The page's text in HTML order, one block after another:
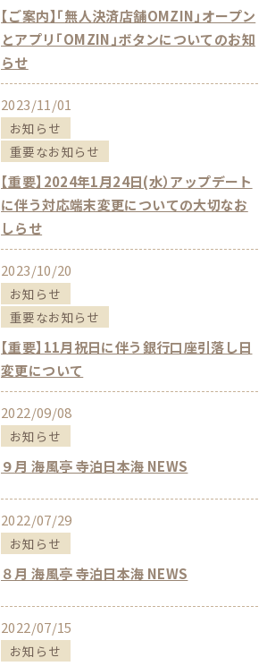
【ご案内】「無人決済店舗OMZIN」オープン
とアプリ「OMZIN」ボタンについてのお知
らせ
2023/11/01
お知らせ
重要なお知らせ
【重要】2024年1月24日(水）アップデート
に伴う対応端末変更についての大切なお
しらせ
2023/10/20
お知らせ
重要なお知らせ
【重要】11月祝日に伴う銀行口座引落し日
変更について
2022/09/08
お知らせ
９月 海風亭 寺泊日本海 NEWS
2022/07/29
お知らせ
８月 海風亭 寺泊日本海 NEWS
2022/07/15
お知らせ